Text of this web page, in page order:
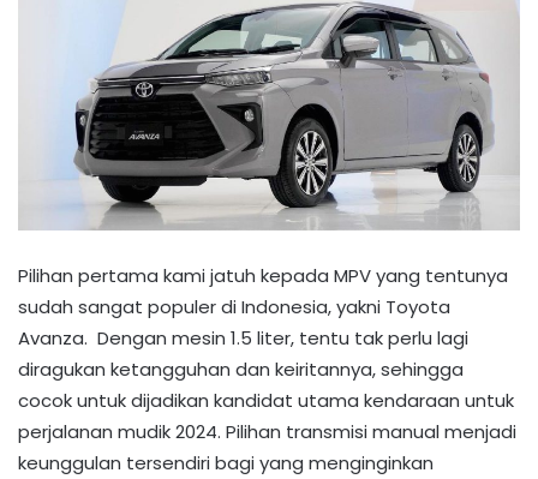
Pilihan pertama kami jatuh kepada MPV yang tentunya
sudah sangat populer di Indonesia, yakni Toyota
Avanza. Dengan mesin 1.5 liter, tentu tak perlu lagi
diragukan ketangguhan dan keiritannya, sehingga
cocok untuk dijadikan kandidat utama kendaraan untuk
perjalanan mudik 2024. Pilihan transmisi manual menjadi
keunggulan tersendiri bagi yang menginginkan